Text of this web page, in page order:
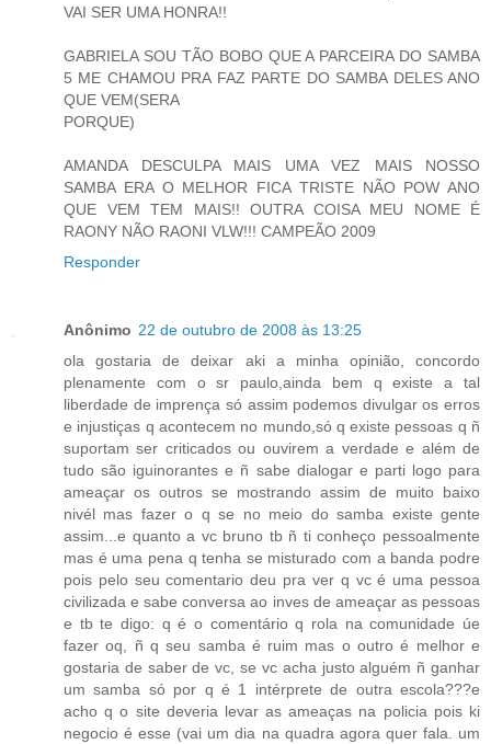
VAI SER UMA HONRA!!
GABRIELA SOU TÃO BOBO QUE A PARCEIRA DO SAMBA
5 ME CHAMOU PRA FAZ PARTE DO SAMBA DELES ANO
QUE VEM(SERA
PORQUE)
AMANDA DESCULPA MAIS UMA VEZ MAIS NOSSO
SAMBA ERA O MELHOR FICA TRISTE NÃO POW ANO
QUE VEM TEM MAIS!! OUTRA COISA MEU NOME É
RAONY NÃO RAONI VLW!!! CAMPEÃO 2009
Responder
Anônimo 22 de outubro de 2008 às 13:25
ola gostaria de deixar aki a minha opinião, concordo
plenamente com o sr paulo,ainda bem q existe a tal
liberdade de imprença só assim podemos divulgar os erros
e injustiças q acontecem no mundo,só q existe pessoas q ñ
suportam ser criticados ou ouvirem a verdade e além de
tudo são iguinorantes e ñ sabe dialogar e parti logo para
ameaçar os outros se mostrando assim de muito baixo
nivél mas fazer o q se no meio do samba existe gente
assim...e quanto a vc bruno tb ñ ti conheço pessoalmente
mas é uma pena q tenha se misturado com a banda podre
pois pelo seu comentario deu pra ver q vc é uma pessoa
civilizada e sabe conversa ao inves de ameaçar as pessoas
e tb te digo: q é o comentário q rola na comunidade úe
fazer oq, ñ q seu samba é ruim mas o outro é melhor e
gostaria de saber de vc, se vc acha justo alguém ñ ganhar
um samba só por q é 1 intérprete de outra escola???e
acho q o site deveria levar as ameaças na policia pois ki
negocio é esse (vai um dia na quadra agora quer fala. um